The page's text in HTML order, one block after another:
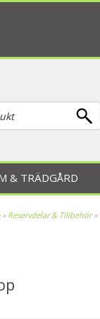
& TRÄDGÅRD
» Reservdelar & Tillbehör»